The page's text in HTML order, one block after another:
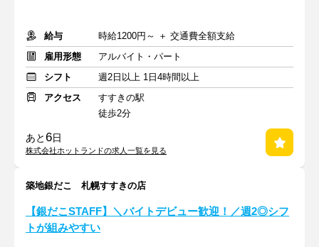
給与
時給1200円～ ＋ 交通費全額支給
雇用形態
アルバイト・パート
シフト
週2日以上 1日4時間以上
アクセス
すすきの駅
徒歩2分
あと6日
株式会社ホットランドの求人一覧を見る
築地銀だこ 札幌すすきの店
【銀だこSTAFF】＼バイトデビュー歓迎！／週2◎シフ
トが組みやすい